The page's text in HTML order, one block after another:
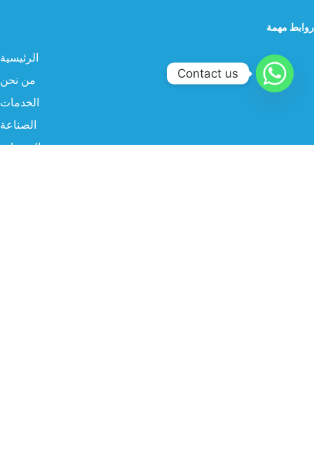
روابط مهمة
الرئيسية
من نحن
الخدمات
الصناعة
المنتجات
Contact us